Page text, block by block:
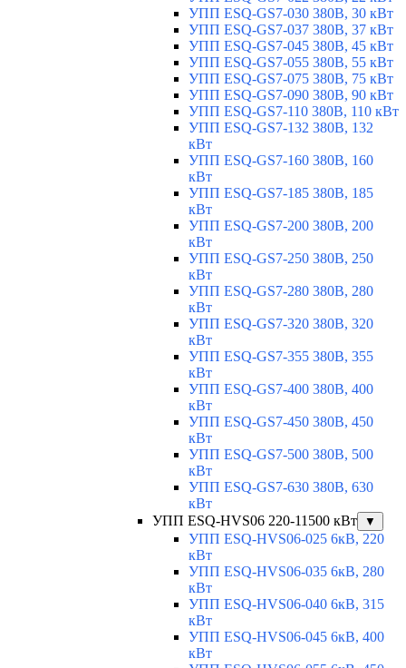
УПП ESQ-GS7-030 380В, 30 кВт
УПП ESQ-GS7-037 380В, 37 кВт
УПП ESQ-GS7-045 380В, 45 кВт
УПП ESQ-GS7-055 380В, 55 кВт
УПП ESQ-GS7-075 380В, 75 кВт
УПП ESQ-GS7-090 380В, 90 кВт
УПП ESQ-GS7-110 380В, 110 кВт
УПП ESQ-GS7-132 380В, 132
кВт
УПП ESQ-GS7-160 380В, 160
кВт
УПП ESQ-GS7-185 380В, 185
кВт
УПП ESQ-GS7-200 380В, 200
кВт
УПП ESQ-GS7-250 380В, 250
кВт
УПП ESQ-GS7-280 380В, 280
кВт
УПП ESQ-GS7-320 380В, 320
кВт
УПП ESQ-GS7-355 380В, 355
кВт
УПП ESQ-GS7-400 380В, 400
кВт
УПП ESQ-GS7-450 380В, 450
кВт
УПП ESQ-GS7-500 380В, 500
кВт
УПП ESQ-GS7-630 380В, 630
кВт
УПП ESQ-HVS06 220-11500 кВт
▼
УПП ESQ-HVS06-025 6кВ, 220
кВт
УПП ESQ-HVS06-035 6кВ, 280
кВт
УПП ESQ-HVS06-040 6кВ, 315
кВт
УПП ESQ-HVS06-045 6кВ, 400
кВт